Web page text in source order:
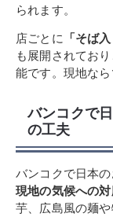
られます。
店ごとに
「そば
も展開されてお
能です。現地な
バンコクで
の工夫
バンコクで日本
現地の気候への
芋、広島風の麺